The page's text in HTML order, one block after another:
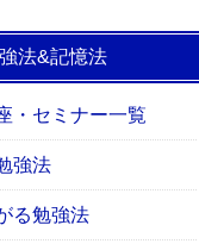
法&記憶法
・セミナー一覧
強法
る勉強法